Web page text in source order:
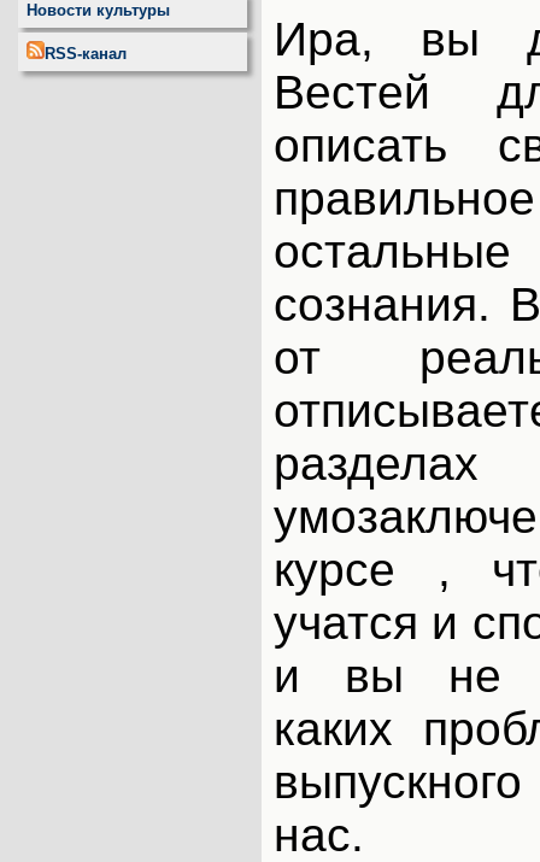
Новости культуры
RSS-канал
Ира, вы
Вестей
описать
сознания.
от
курсе ,
учатся и
и вы не
каких
нас.